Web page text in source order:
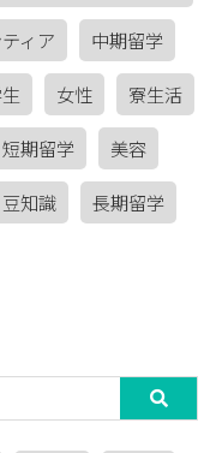
ィア 中期留学
女性 寮生活
短期留学 美容
豆知識 長期留学